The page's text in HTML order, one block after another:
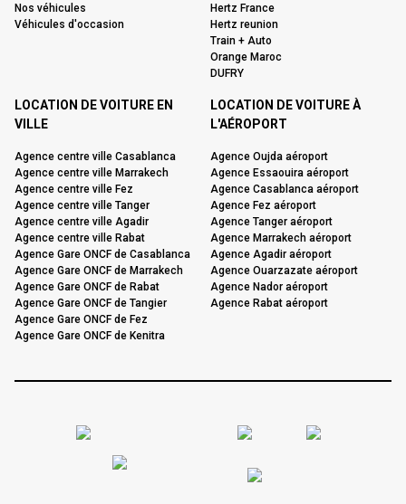
Nos véhicules
Véhicules d'occasion
Hertz France
Hertz reunion
Train + Auto
Orange Maroc
DUFRY
LOCATION DE VOITURE EN
VILLE
Agence centre ville Casablanca
Agence centre ville Marrakech
Agence centre ville Fez
Agence centre ville Tanger
Agence centre ville Agadir
Agence centre ville Rabat
Agence Gare ONCF de Casablanca
Agence Gare ONCF de Marrakech
Agence Gare ONCF de Rabat
Agence Gare ONCF de Tangier
Agence Gare ONCF de Fez
Agence Gare ONCF de Kenitra
LOCATION DE VOITURE À
L'AÉROPORT
Agence Oujda aéroport
Agence Essaouira aéroport
Agence Casablanca aéroport
Agence Fez aéroport
Agence Tanger aéroport
Agence Marrakech aéroport
Agence Agadir aéroport
Agence Ouarzazate aéroport
Agence Nador aéroport
Agence Rabat aéroport